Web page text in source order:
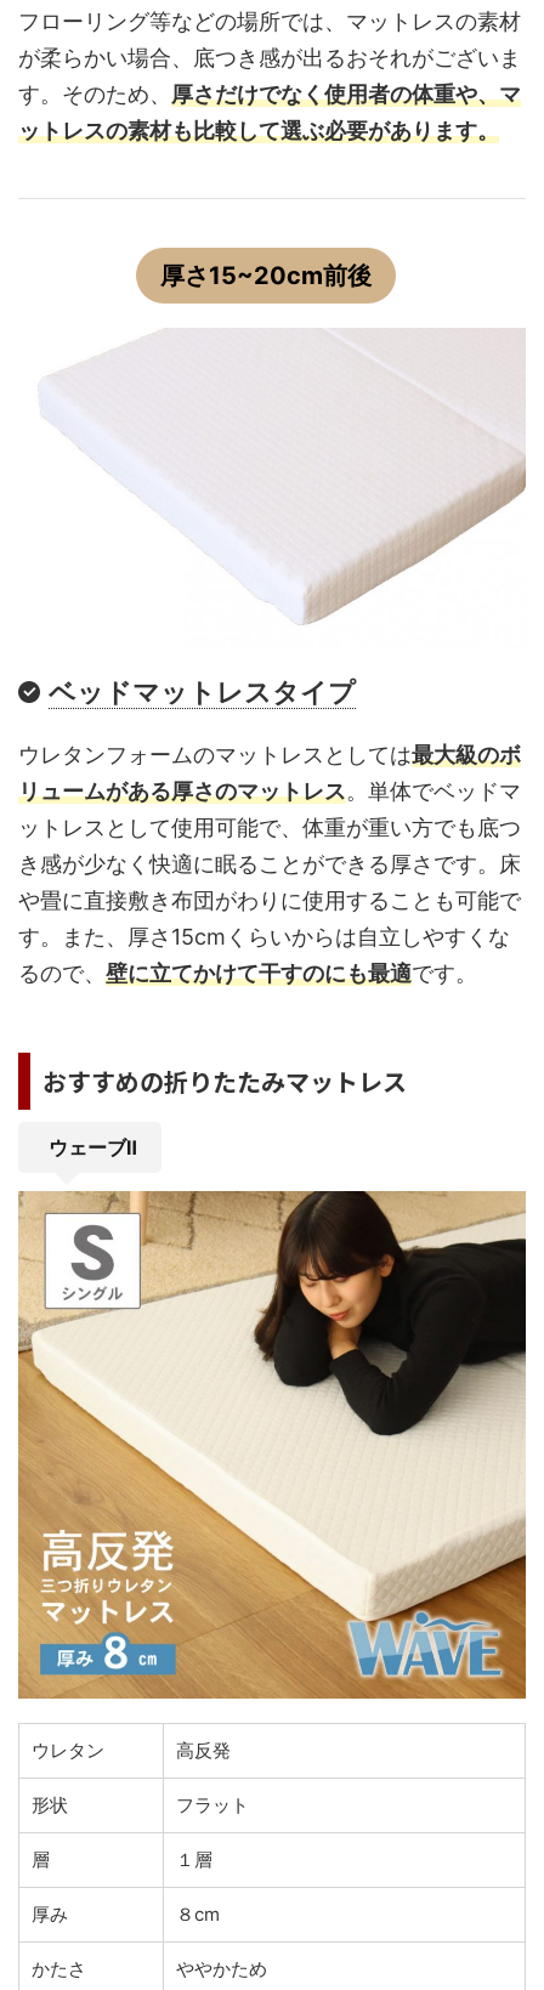
フローリング等などの場所では、マットレスの素材
が柔らかい場合、底つき感が出るおそれがございま
す。そのため、 厚さだけでなく使用者の体重や、マ
ットレスの素材も比較して選ぶ必要があります。
厚さ15~20cm前後
ベッドマットレスタイプ
ウレタンフォームのマットレスとしては最大級のボ
リュームがある厚さのマットレス。単体でベッドマ
ットレスとして使用可能で、体重が重い方でも底つ
き感が少なく快適に眠ることができる厚さです。床
や畳に直接敷き布団がわりに使用することも可能で
す。また、厚さ15cmくらいからは自立しやすくな
るので、 壁に立てかけて干すのにも最適です。
おすすめの折りたたみマットレス
ウェーブⅡ
ウレタン 高反発
形状 フラット
層 １層
厚み ８cm
かたさ ややかため